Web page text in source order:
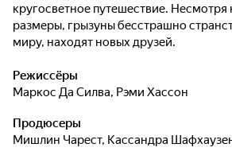
кругосветное путешествие.
размеры, грызуны бесстрашно
миру, находят новых друзей.
Режиссёры
Маркос Да Силва, Рэми Хассон
Продюсеры
Мишлин Чарест, Кассандра